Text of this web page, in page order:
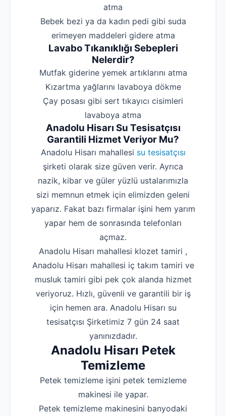
Robotla
Su Kaçağı
Profesyonel Petek
Uzmana Sor
Hakkımızda
İletişim
atma
‌Bebek bezi ya da kadın pedi gibi suda
erimeyen maddeleri gidere atma
Lavabo Tıkanıklığı Sebepleri
Nelerdir?
‌Mutfak giderine yemek artıklarını atma
‌Kızartma yağlarını lavaboya dökme
‌Çay posası gibi sert tıkayıcı cisimleri
lavaboya atma
Anadolu Hisarı Su Tesisatçısı
Garantili Hizmet Veriyor Mu?
Anadolu Hisarı mahallesi su tesisatçısı
şirketi olarak size güven verir. Ayrıca
nazik, kibar ve güler yüzlü ustalarımızla
sizi memnun etmek için elimizden geleni
yaparız. Fakat bazı firmalar işini hem yarım
yapar hem de sonrasında telefonları
açmaz.
Anadolu Hisarı mahallesi klozet tamiri ,
Anadolu Hisarı mahallesi iç takım tamiri ve
musluk tamiri gibi pek çok alanda hizmet
veriyoruz. Hızlı, güvenli ve garantili bir iş
için hemen ara. Anadolu Hisarı su
tesisatçısı Şirketimiz 7 gün 24 saat
yanınızdadır.
Anadolu Hisarı Petek
Temizleme
Petek temizleme işini petek temizleme
makinesi ile yapar.
Petek temizleme makinesini banyodaki